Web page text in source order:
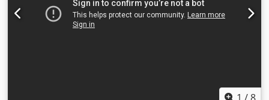
40\nGereedschapswisselaar: 2 x 24\n\nMax.
gereedschapsdiameter: 80 mm\nMax.
gereedschapsdiameter bij vrije naastgelegen houder: 110
6,0 x 4,0 x 3,5 m\nMachinegewicht: ca. 8,1 t\n\nTotaal